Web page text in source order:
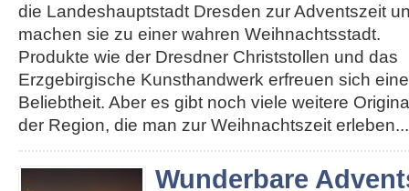
die Landeshauptstadt Dresden zur Adventszeit
machen sie zu einer wahren Weihnachtsstadt.
Produkte wie der Dresdner Christstollen und das
Erzgebirgische Kunsthandwerk erfreuen sich
Beliebtheit. Aber es gibt noch viele weitere
der Region, die man zur Weihnachtszeit
Wunderbare